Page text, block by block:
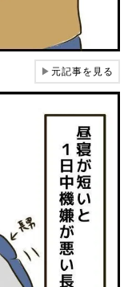
▶元記事を見る